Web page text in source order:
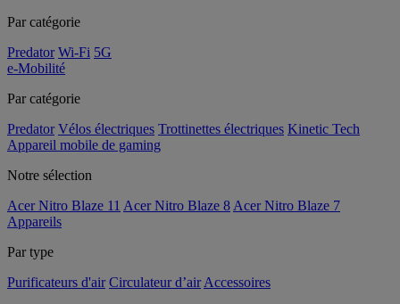
Par catégorie
Predator Wi-Fi 5G
e-Mobilité
Par catégorie
Predator Vélos électriques Trottinettes électriques Kinetic Tech
Appareil mobile de gaming
Notre sélection
Acer Nitro Blaze 11 Acer Nitro Blaze 8 Acer Nitro Blaze 7
Appareils
Par type
Purificateurs d'air Circulateur d’air Accessoires